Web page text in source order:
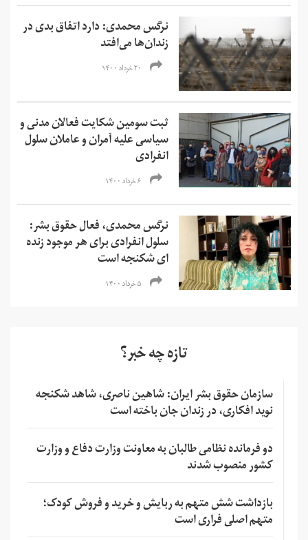
نرگس محمدی: دارد اتفاق بدی در
زندان‌ها می‌افتد
۲۰ خرداد ۱۴۰۰
ثبت سومین شکایت فعالان مدنی و
سیاسی علیه آمران و عاملان سلول
انفرادی
۶ خرداد ۱۴۰۰
نرگس محمدی، فعال حقوق بشر:
سلول انفرادی برای هر موجود زنده
ای شکنجه است
۵ خرداد ۱۴۰۰
تازه چه خبر؟
سازمان حقوق بشر ایران: شاهین ناصری، شاهد شکنجه
نوید افکاری، در زندان جان باخته است
دو فرمانده نظامی طالبان به معاونت وزارت دفاع و وزارت
کشور منصوب شدند
بازداشت شش متهم به ربایش و خرید و فروش کودک؛
متهم اصلی فراری است